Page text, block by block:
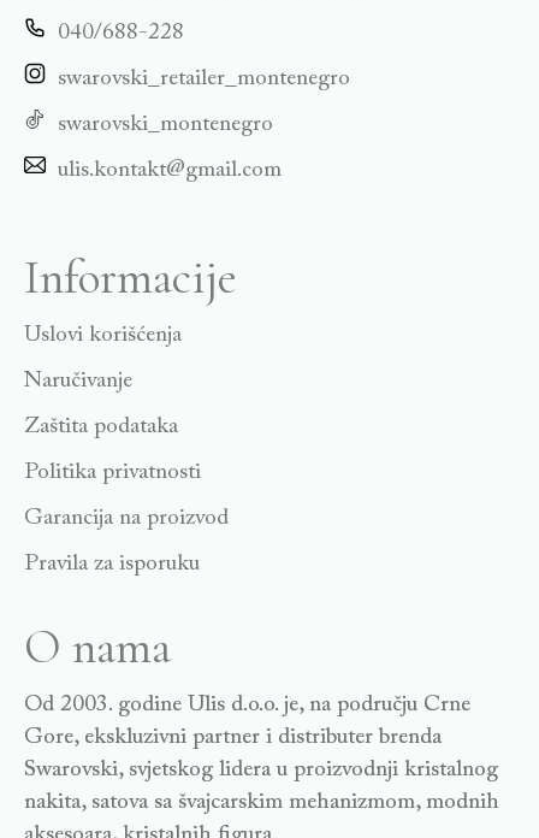
040/688-228
swarovski_retailer_montenegro
swarovski_montenegro
ulis.kontakt@gmail.com
Informacije
Uslovi korišćenja
Naručivanje
Zaštita podataka
Politika privatnosti
Garancija na proizvod
Pravila za isporuku
O nama
Od 2003. godine Ulis d.o.o. je, na području Crne
Gore, ekskluzivni partner i distributer brenda
Swarovski, svjetskog lidera u proizvodnji kristalnog
nakita, satova sa švajcarskim mehanizmom, modnih